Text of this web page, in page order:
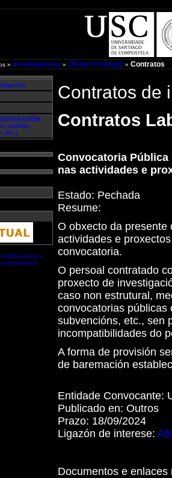
» Investigadores » Ofertas Emprego » Contratos
xestión,
etc.)
Certificacións e
acreditacións
Contratos de
Contratos
Convocatoria Pública
nas actividades e
Estado: Pechada
Resume:
O obxecto da presente
actividades e
convocatoria.
O persoal contratado
proxecto de
caso non estrutural,
convocatorias públicas
subvencións, etc., sen
incompatibilidades do
A forma de provisión
de baremación
Entidade Convocante:
Publicado en: Outros
Prazo: 18/09/2024
Ligazón de interese:
Documentos e enlaces